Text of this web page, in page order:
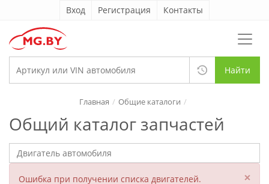
Вход Регистрация Контакты
Найти
Общий каталог запчастей
Главная Общие каталоги
Ошибка при получении списка двигателей. ×